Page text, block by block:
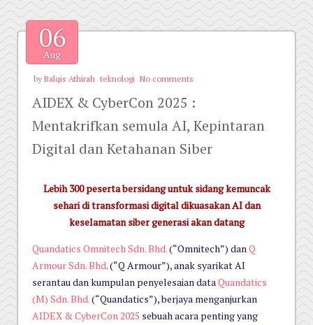
06
Aug
by Balqis Athirah teknologi No comments
AIDEX & CyberCon 2025 :
Mentakrifkan semula AI, Kepintaran
Digital dan Ketahanan Siber
Lebih 300 peserta bersidang untuk sidang kemuncak
sehari ditransformasi digital dikuasakan AI dan
keselamatan siber generasi akan datang
Quandatics Omnitech Sdn. Bhd.(“Omnitech”) danQ
Armour Sdn. Bhd. (“Q Armour”), anak syarikat AI
serantau dan kumpulan penyelesaian dataQuandatics
(M) Sdn. Bhd.(“Quandatics”), berjaya menganjurkan
AIDEX & CyberCon 2025 sebuah acara penting yang